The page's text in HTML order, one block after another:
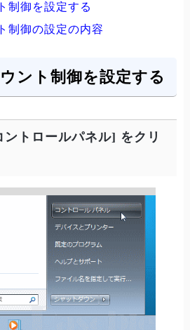
制御を設定する
制御の設定の内容
ント制御を設定する
トロールパネル] をクリ